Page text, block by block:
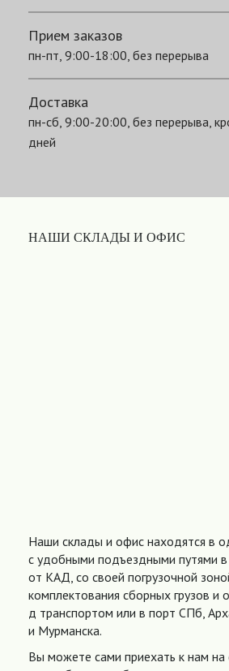
Прием заказов
пн-пт, 9:00-18:00, без перерыва
Доставка
пн-сб, 9:00-20:00, без перерыва,
дней
НАШИ СКЛАДЫ И ОФИС
Наши склады и офис находятся в
с удобными подъездными путями в
от КАД, со своей погрузочной
комплектования сборных грузов и
д транспортом или в порт СПб,
и Мурманска.
Вы можете сами приехать к нам на